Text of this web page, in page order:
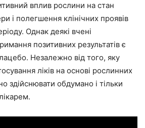
вплив рослини на стан
і полегшення клінічних проявів
Однак деякі вчені
позитивних результатів є
Незалежно від того, яку
ліків на основі рослинних
здійснювати обдумано і тільки